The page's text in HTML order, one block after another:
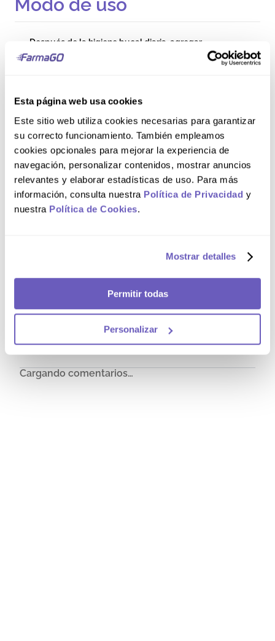
Esta página web usa cookies
Este sitio web utiliza cookies necesarias para garantizar
su correcto funcionamiento. También empleamos
cookies opcionales para mejorar la experiencia de
navegación, personalizar contenidos, mostrar anuncios
relevantes y elaborar estadísticas de uso. Para más
información, consulta nuestra Política de Privacidad y
nuestra Política de Cookies.
Mostrar detalles
Permitir todas
Personalizar
Modo de uso
Después de la higiene bucal diaria, agregar
Mucoxidina® 0.12% Enjuague Bucal sin diluir en el
vaso medidor hasta 15 mL, enjuagándose la boca
Composición
MUCOXIDINA® contiene: Aqua (Water); Sorbitol;
Glycerin; PEG-40 Hydrogenated Castor Oil; Propylene
Glycol; Chlorhexidine Digluconate; Aroma;
Methylparaben; Sucralose; Propylparaben; Potassium
Acesulfame; CI 42051.
Cargando comentarios…